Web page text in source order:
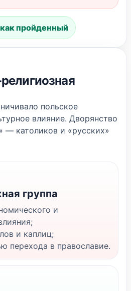
пройденный
польское
влияние. Дворянство
— католиков и «русских»
группа
и
и каплиц;
перехода в православие.